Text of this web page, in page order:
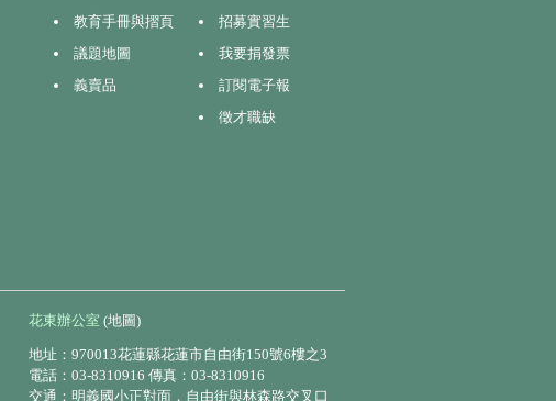
教育手冊與摺頁
議題地圖
義賣品
招募實習生
我要捐發票
訂閱電子報
徵才職缺
花東辦公室 (地圖)
地址：970013花蓮縣花蓮市自由街150號6樓之3
電話：03-8310916 傳真：03-8310916
交通：明義國小正對面，自由街與林森路交叉口